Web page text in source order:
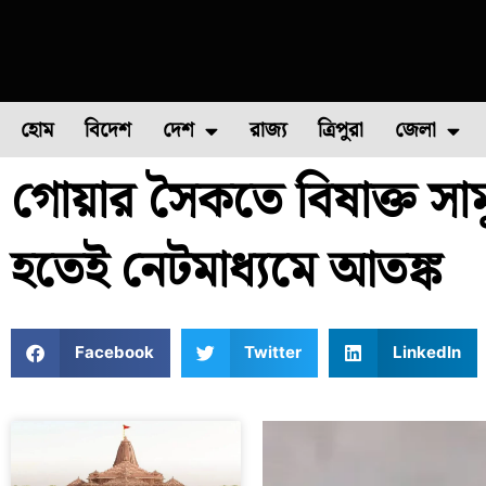
হোম বিদেশ দেশ
ফুল চাষ ফল চাষ মাছ চাষ পোল্ট্রি
রাজ্য ত্রিপুরা জেলা
উত্তর ২৪
গোয়ার সৈকতে বিষাক্ত
হতেই নেটমাধ্যমে আতঙ্ক
Facebook Twitter LinkedIn